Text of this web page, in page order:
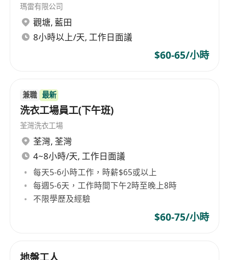
1. 至少具備中三學歷，有零售行業相關經驗者尤
佳，熟悉寵物用品市場者更受歡迎。
2. 需具備良好的溝通技巧和服務態度，能以熱情與
4. 誠實可靠、積極主動且具團隊合作精神，能夠在
快節奏的工作環境中保持高效表現。
5. 能夠輪班工作，並按公司需求於週末，週日或公
眾假期上班。
工作時間：
週一至週日，8小時工作，輪班工作/放假
瑪雷有限公司
觀塘, 藍田
8小時以上/天, 工作日面議
$60-65/小時
兼職 最新
洗衣工場員工(下午班)
荃灣洗衣工場
荃灣, 荃灣
4~8小時/天, 工作日面議
每天5-6小時工作，時薪$65或以上
每週5-6天，工作時間下午2時至晚上8時
不限學歷及經驗
$60-75/小時